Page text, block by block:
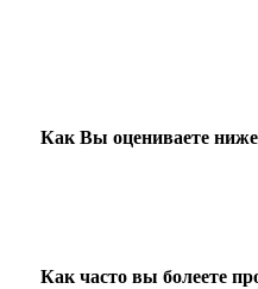
Как Вы оцениваете
Как часто вы болеете